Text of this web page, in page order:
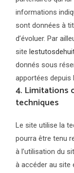
informations
sont données à
d’évoluer. Par
site
donnés sous
apportées depuis
4. Limitations
techniques
Le site utilise la
pourra être tenu
à l’utilisation du
à accéder au site